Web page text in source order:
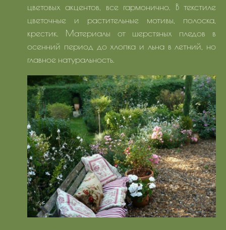
цветовых акцентов, все гармонично. В текстиле
цветочные и растительные мотивы, полоска,
крестик. Материалы от шерстяных пледов в
осенний период до хлопка и льна в летний, но
главное натуральность.